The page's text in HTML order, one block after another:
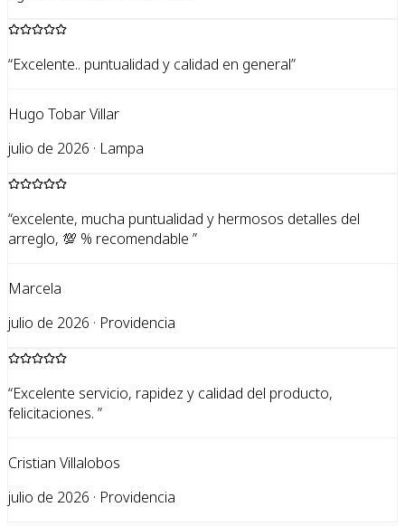
“Excelente.. puntualidad y calidad en general”
Hugo Tobar Villar
julio de 2026 · Lampa
“excelente, mucha puntualidad y hermosos detalles del
arreglo, 💯 % recomendable ”
Marcela
julio de 2026 · Providencia
“Excelente servicio, rapidez y calidad del producto,
felicitaciones. ”
Cristian Villalobos
julio de 2026 · Providencia